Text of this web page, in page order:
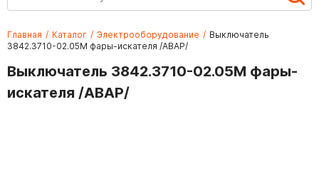
Главная / Каталог / Электрооборудование / Выключатель
3842.3710-02.05М фары-искателя /АВАР/
Выключатель 3842.3710-02.05М фары-
искателя /АВАР/